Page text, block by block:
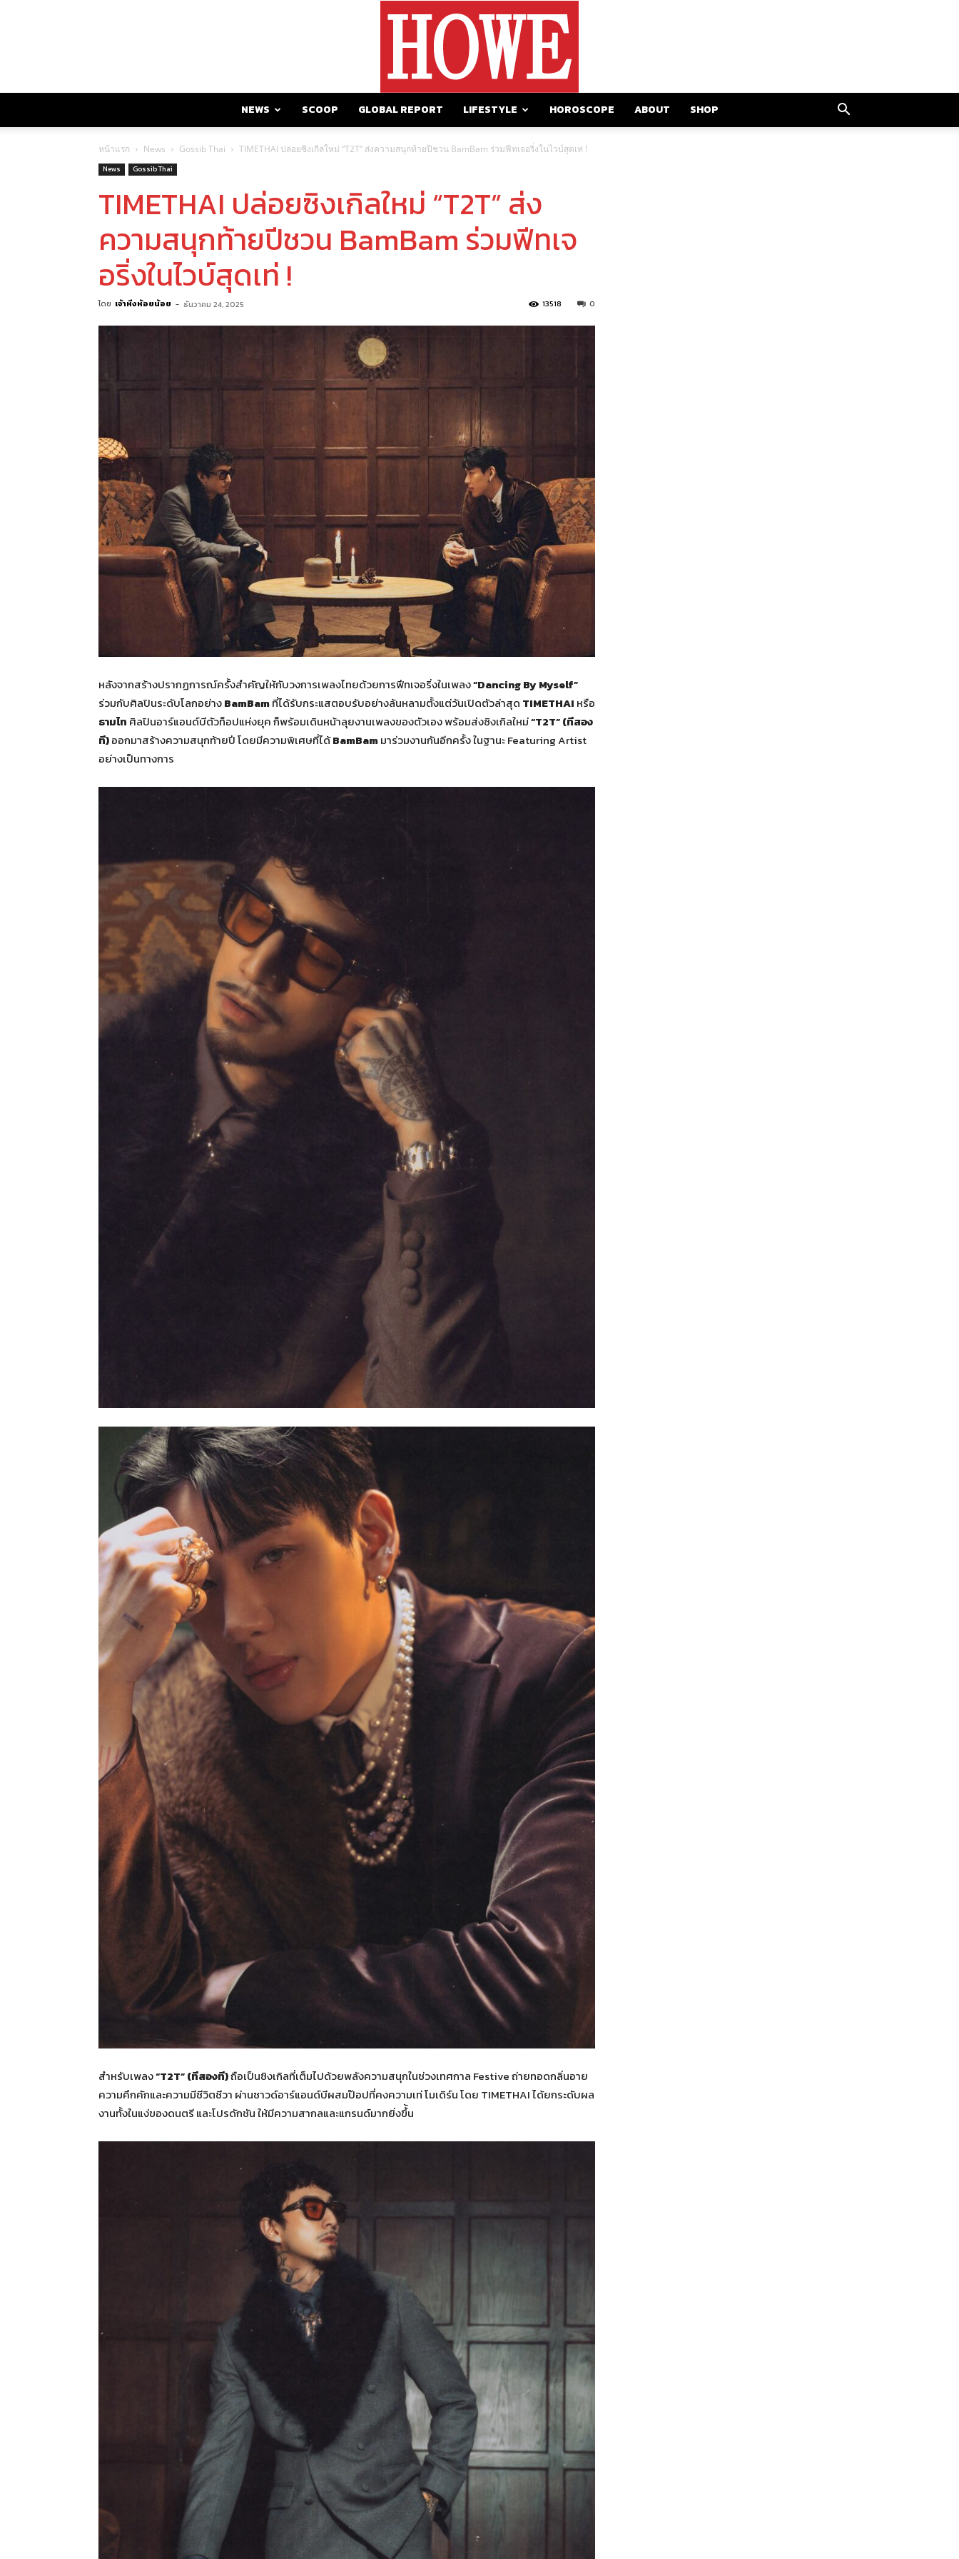
NEWS SCOOP GLOBAL REPORT LIFESTYLE HOROSCOPE ABOUT SHOP
หน้าแรก News Gossib Thai TIMETHAI ปล่อยซิงเกิลใหม่ “T2T” ส่งความสนุกท้ายปีชวน BamBam ร่วมฟีทเจอริ่งในไวบ์สุดเท่ !
News Gossib Thai
TIMETHAI ปล่อยซิงเกิลใหม่ “T2T” ส่ง
ความสนุกท้ายปีชวน BamBam ร่วมฟีทเจ
อริ่งในไวบ์สุดเท่ !
โดย เจ้าหิ่งห้อยน้อย - ธันวาคม 24, 2025 0
13518
หลังจากสร้างปรากฏการณ์ครั้งสำคัญให้กับวงการเพลงไทยด้วยการฟีทเจอริ่งในเพลง“Dancing By Myself”
ร่วมกับศิลปินระดับโลกอย่างBamBamที่ได้รับกระแสตอบรับอย่างล้นหลามตั้งแต่วันเปิดตัวล่าสุด TIMETHAI หรือ
ธามไท ศิลปินอาร์แอนด์บีตัวท็อปแห่งยุค ก็พร้อมเดินหน้าลุยงานเพลงของตัวเอง พร้อมส่งซิงเกิลใหม่“T2T” (ทีสอง
ที)ออกมาสร้างความสนุกท้ายปี โดยมีความพิเศษที่ได้BamBamมาร่วมงานกันอีกครั้ง ในฐานะ Featuring Artist
อย่างเป็นทางการ
สำหรับเพลง“T2T” (ทีสองที)ถือเป็นซิงเกิลที่เต็มไปด้วยพลังความสนุกในช่วงเทศกาล Festive ถ่ายทอดกลิ่นอาย
ความคึกคักและความมีชีวิตชีวา ผ่านซาวด์อาร์แอนด์บีผสมป๊อปที่คงความเท่ โมเดิร์น โดย TIMETHAI ได้ยกระดับผล
งานทั้งในแง่ของดนตรี และโปรดักชัน ให้มีความสากลและแกรนด์มากยิ่งขึ้้น